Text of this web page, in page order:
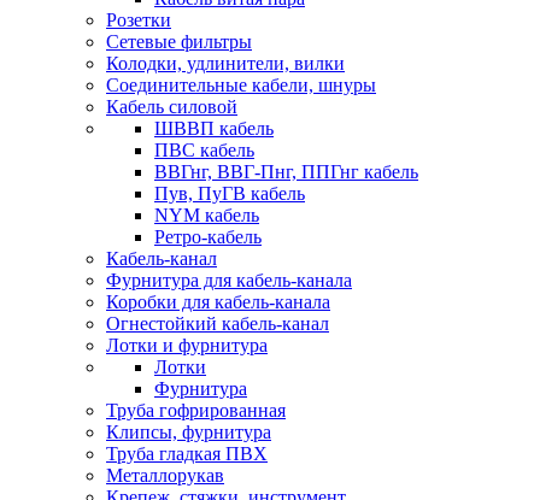
Розетки
Сетевые фильтры
Колодки, удлинители, вилки
Соединительные кабели, шнуры
Кабель силовой
ШВВП кабель
ПВС кабель
ВВГнг, ВВГ-Пнг, ППГнг кабель
Пув, ПуГВ кабель
NYM кабель
Ретро-кабель
Кабель-канал
Фурнитура для кабель-канала
Коробки для кабель-канала
Огнестойкий кабель-канал
Лотки и фурнитура
Лотки
Фурнитура
Труба гофрированная
Клипсы, фурнитура
Труба гладкая ПВХ
Металлорукав